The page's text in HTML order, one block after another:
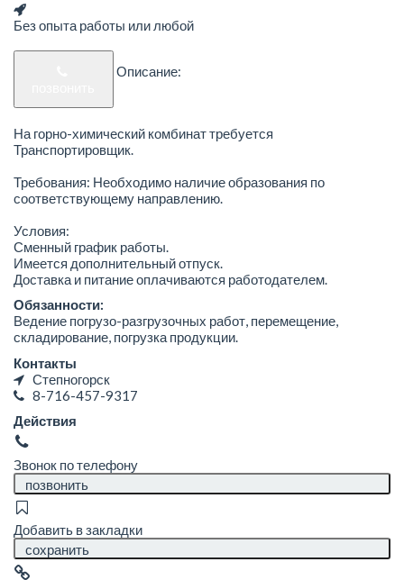
Без опыта работы или любой
Описание:
На горно-химический комбинат требуется
Транспортировщик.
Требования: Необходимо наличие образования по
соответствующему направлению.
Условия:
Сменный график работы.
Имеется дополнительный отпуск.
Доставка и питание оплачиваются работодателем.
Обязанности:
Ведение погрузо-разгрузочных работ, перемещение,
складирование, погрузка продукции.
Контакты
Степногорск
8-716-457-9317
Действия
Звонок по телефону
позвонить
Добавить в закладки
сохранить